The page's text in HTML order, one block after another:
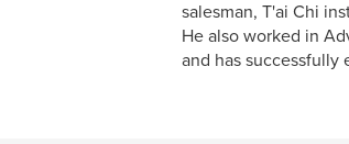
salesman, T'ai Chi
He also worked in
and has successfully